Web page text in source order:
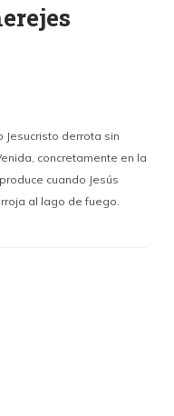
Jesucristo derrota sin
concretamente en la
cuando Jesús
al lago de fuego.